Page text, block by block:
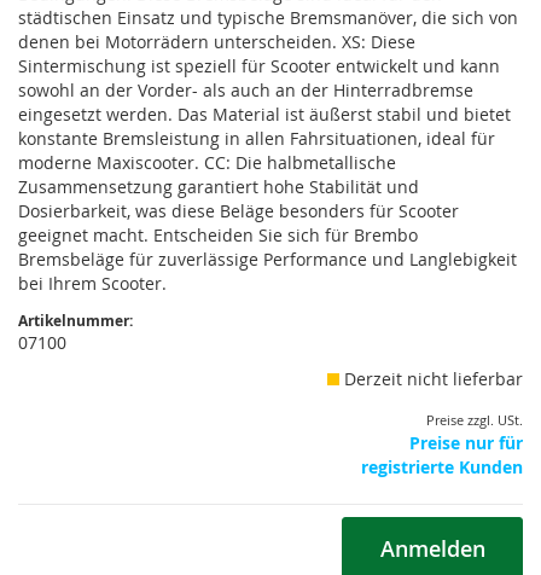
städtischen Einsatz und typische Bremsmanöver, die sich von
denen bei Motorrädern unterscheiden. XS: Diese
Sintermischung ist speziell für Scooter entwickelt und kann
sowohl an der Vorder- als auch an der Hinterradbremse
eingesetzt werden. Das Material ist äußerst stabil und bietet
konstante Bremsleistung in allen Fahrsituationen, ideal für
moderne Maxiscooter. CC: Die halbmetallische
Zusammensetzung garantiert hohe Stabilität und
Dosierbarkeit, was diese Beläge besonders für Scooter
geeignet macht. Entscheiden Sie sich für Brembo
Bremsbeläge für zuverlässige Performance und Langlebigkeit
bei Ihrem Scooter.
Artikelnummer:
07100
Derzeit nicht lieferbar
Preise zzgl. USt.
Preise nur für
registrierte Kunden
Anmelden